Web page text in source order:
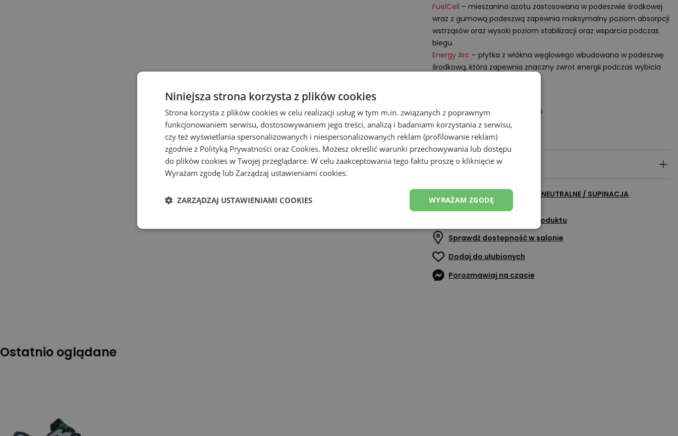
FuelCell – mieszanina azotu zastosowana w podeszwie środkowej
wraz z gumową podeszwą zapewnia maksymalny poziom absorpcji
wstrząsów oraz wysoki poziom stabilizacji oraz wsparcia podczas
biegu.
Energy Arc – płytka z włókna węglowego wbudowana w podeszwę
środkową, która zapewnia znaczny zwrot energii podczas wybicia
A-Factorij, Pilotenstraat 35 – 45
1059 CH Amsterdam
Netherlands
Szczegóły produktu
Zobacz wszystkie produkty z NEUTRALNE / SUPINACJA
Zadaj pytanie do tego produktu
Sprawdź dostępność w salonie
Dodaj do ulubionych
Porozmawiaj na czacie
Ostatnio oglądane
Niniejsza strona korzysta z plików cookies
Strona korzysta z plików cookies w celu realizacji usług w tym m.in. związanych z poprawnym
funkcjonowaniem serwisu, dostosowywaniem jego treści, analizą i badaniami korzystania z serwisu,
czy też wyświetlania spersonalizowanych i niespersonalizowanych reklam (profilowanie reklam)
zgodnie z Polityką Prywatności oraz Cookies. Możesz określić warunki przechowywania lub dostępu
do plików cookies w Twojej przeglądarce. W celu zaakceptowania tego faktu proszę o kliknięcie w
Wyrażam zgodę lub Zarządzaj ustawieniami cookies.
WYRAŻAM ZGODĘ
ZARZĄDZAJ USTAWIENIAMI COOKIES